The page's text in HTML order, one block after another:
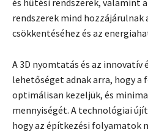
rendszerek mind
csökkentéséhez és az
A 3D nyomtatás és az innovatív
lehetőséget adnak arra, hogy
optimálisan kezeljük, és
mennyiségét. A technológiai
hogy az építkezési folyamatok